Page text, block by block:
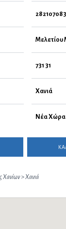
Μελετίου
731 31
Χανιά
Νέα Χώρα
Χανίων>Χανιά